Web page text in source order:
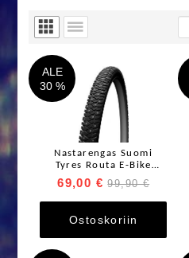
ALE
30 %
Nastarengas Suomi
Tyres Routa E-Bike
W248 27,5 x 2,1"/54-
584
69,00 € 99,90 €
Ostoskoriin